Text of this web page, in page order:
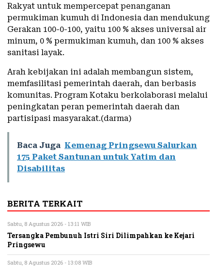
Rakyat untuk mempercepat penanganan
permukiman kumuh di Indonesia dan mendukung
Gerakan 100-0-100, yaitu 100 % akses universal air
minum, 0 % permukiman kumuh, dan 100 % akses
sanitasi layak.
Arah kebijakan ini adalah membangun sistem,
memfasilitasi pemerintah daerah, dan berbasis
komunitas. Program Kotaku berkolaborasi melalui
peningkatan peran pemerintah daerah dan
partisipasi masyarakat.(darma)
Baca Juga Kemenag Pringsewu Salurkan
175 Paket Santunan untuk Yatim dan
Disabilitas
BERITA TERKAIT
Sabtu, 8 Agustus 2026 - 13:11 WIB
Tersangka Pembunuh Istri Siri Dilimpahkan ke Kejari
Pringsewu
Sabtu, 8 Agustus 2026 - 13:08 WIB